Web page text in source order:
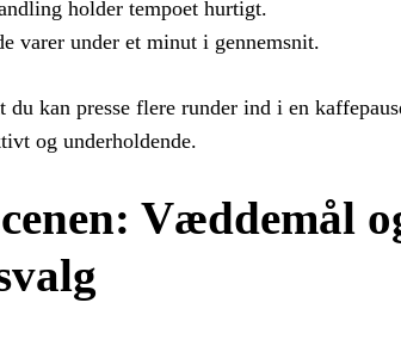
holder tempoet hurtigt.
varer under et minut i gennemsnit.
du kan presse flere runder ind i en
og underholdende.
Væddemål